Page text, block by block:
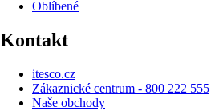
Oblíbené
Kontakt
itesco.cz
Zákaznické centrum - 800 222 555
Naše obchody